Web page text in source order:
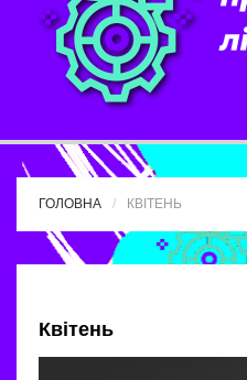
ГОЛОВНА КВІТЕНЬ
Квітень